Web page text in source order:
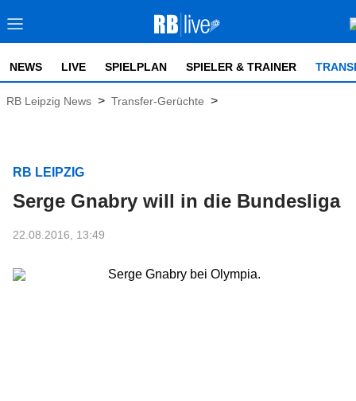
NEWS LIVE SPIELPLAN SPIELER & TRAINER
RB Leipzig News > Transfer-Gerüchte >
RB LEIPZIG
Serge Gnabry will in die Bundesliga
22.08.2016, 13:49